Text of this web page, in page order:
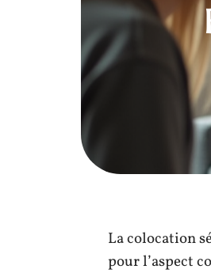
La colocation
pour l’aspect